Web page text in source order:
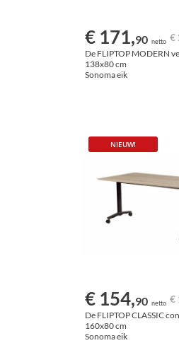
€ 171,90 netto €
De FLIPTOP MODERN
138x80 cm
Sonoma eik
NIEUW!
€ 154,90 netto €
De FLIPTOP CLASSIC
160x80 cm
Sonoma eik